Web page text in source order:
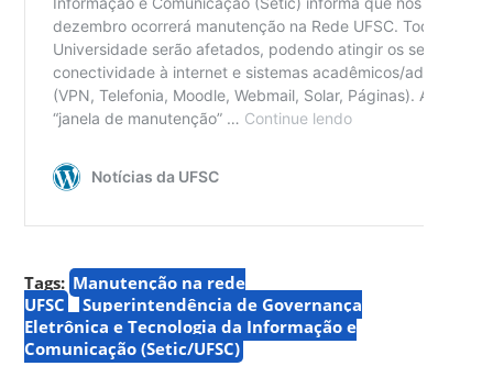
Tags: Manutenção na rede
UFSC
Superintendência de Governança
Eletrônica e Tecnologia da Informação e
Comunicação (Setic/UFSC)